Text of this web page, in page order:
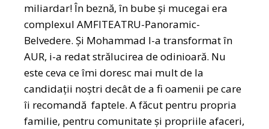
miliardar! În beznă, în bube și mucegai era
complexul AMFITEATRU-Panoramic-
Belvedere. Și Mohammad l-a transformat în
AUR, i-a redat strălucirea de odinioară. Nu
este ceva ce îmi doresc mai mult de la
candidații noștri decât de a fi oamenii pe care
îi recomandă faptele. A făcut pentru propria
familie, pentru comunitate și propriile afaceri,